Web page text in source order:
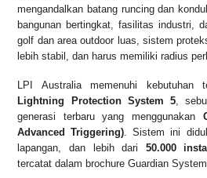
mengandalkan batang runcing dan
bangunan bertingkat, fasilitas industri,
golf dan area outdoor luas, sistem
lebih stabil, dan harus memiliki radius
LPI Australia memenuhi kebutuhan
Lightning Protection System 5,
generasi terbaru yang menggunakan
Advanced Triggering) . Sistem ini
lapangan, dan lebih dari 50.000
tercatat dalam brochure Guardian System